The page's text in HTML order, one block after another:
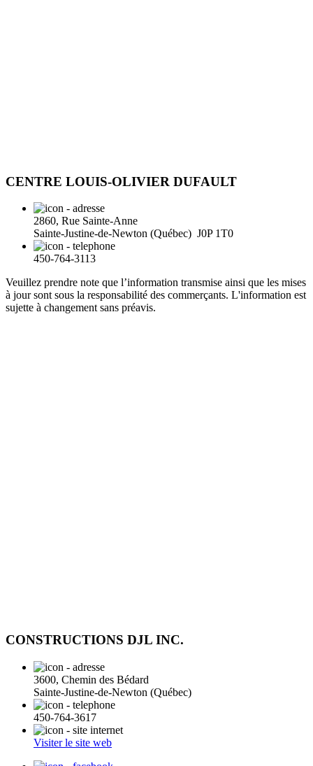
CENTRE LOUIS-OLIVIER DUFAULT
2860, Rue Sainte-Anne
Sainte-Justine-de-Newton (Québec) J0P 1T0
450-764-3113
Veuillez prendre note que l’information transmise ainsi que les mises
à jour sont sous la responsabilité des commerçants. L'information est
sujette à changement sans préavis.
CONSTRUCTIONS DJL INC.
3600, Chemin des Bédard
Sainte-Justine-de-Newton (Québec)
450-764-3617
Visiter le site web